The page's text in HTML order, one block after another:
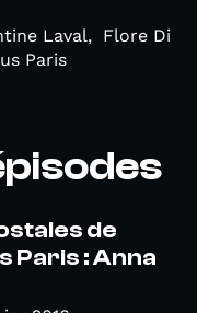
Laval, Flore Di
Paris
de
Paris : Anna